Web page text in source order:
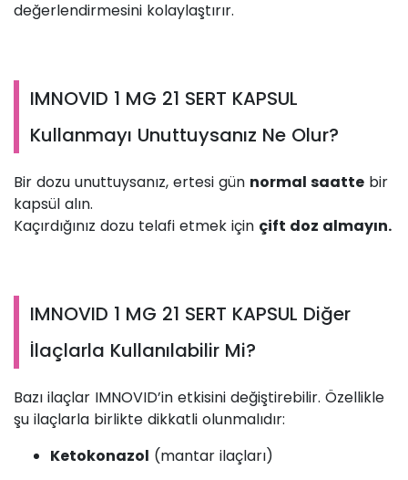
değerlendirmesini kolaylaştırır.
IMNOVID 1 MG 21 SERT KAPSUL
Kullanmayı Unuttuysanız Ne Olur?
Bir dozu unuttuysanız, ertesi gün normal saatte bir
kapsül alın.
Kaçırdığınız dozu telafi etmek için çift doz almayın.
IMNOVID 1 MG 21 SERT KAPSUL Diğer
İlaçlarla Kullanılabilir Mi?
Bazı ilaçlar IMNOVID’in etkisini değiştirebilir. Özellikle
şu ilaçlarla birlikte dikkatli olunmalıdır:
Ketokonazol (mantar ilaçları)